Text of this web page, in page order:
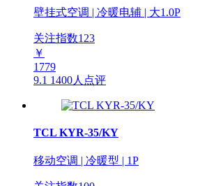
壁挂式空调 | 冷暖电辅 | 大1.0P
关注指数123
￥
1779
9.1 1400人点评
TCL KYR-35/KY
移动空调 | 冷暖型 | 1P